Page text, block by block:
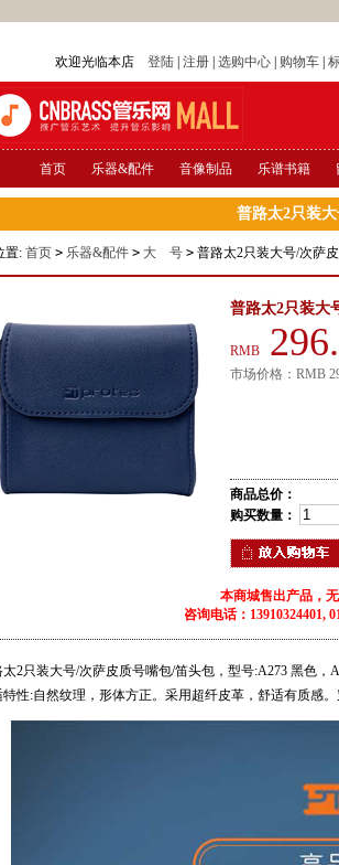
欢迎光临本店 登陆| 注册| 选购中心| 购物车|
首页 乐器&配件 音像制品 乐谱书籍
普路太2只装
置: 首页 > 乐器&配件 > 大 号 > 普路太2只装大号/次萨
普路太2只装大
RMB
市场价格： RMB
商品总价：
购买数量：
本商城售出产品，
咨询电话：13910324401,
太2只装大号/次萨皮质号嘴包/笛头包，型号:A273 黑色，
特性:自然纹理，形体方正。采用超纤皮革，舒适有质感